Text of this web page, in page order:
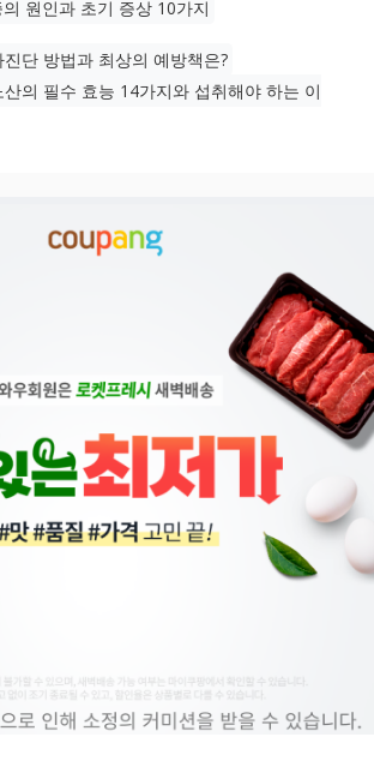
원인과 초기 증상 10가지
단 방법과 최상의 예방책은?
의 필수 효능 14가지와 섭취해야 하는 이